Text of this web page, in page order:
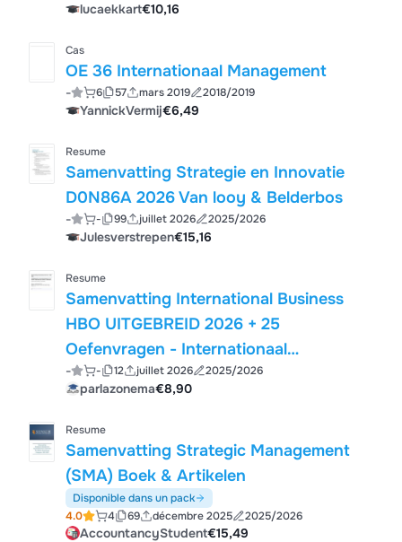
lucaekkart€10,16
Cas
OE 36 Internationaal Management
- 6 57 mars 2019 2018/2019
YannickVermij€6,49
Resume
Samenvatting Strategie en Innovatie
D0N86A 2026 Van looy & Belderbos
- - 99 juillet 2026 2025/2026
Julesverstrepen€15,16
Resume
Samenvatting International Business
HBO UITGEBREID 2026 + 25
Oefenvragen - Internationaal
Management Hofstede Cross-cultureel
Trade Incoterms Supply Chain Strategie
BRICS Geopolitiek
- - 12 juillet 2026 2025/2026
parlazonema€8,90
Resume
Samenvatting Strategic Management
(SMA) Boek & Artikelen
Disponible dans un pack
4.0
4 69 décembre 2025 2025/2026
AccountancyStudent€15,49